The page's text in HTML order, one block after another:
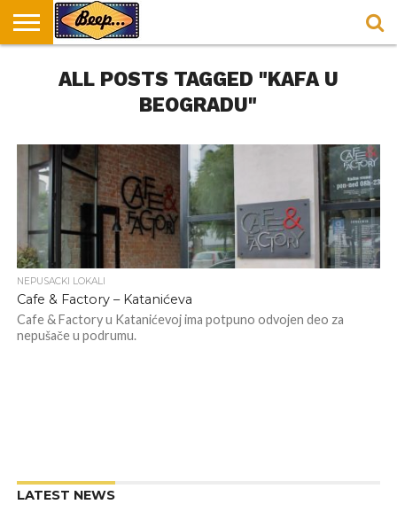
DORUČAK
SVAKODNEVICA
ENTERTAINMENT
LOKACIJE
HRANA I
RECEPTI
NEPUSACKI
LOKALIALL POSTS TAGGED "KAFA U
BEOGRADU"
NEPUSACKI LOKALI
Cafe & Factory – Katanićeva
Cafe & Factory u Katanićevoj ima potpuno odvojen deo za
nepušače u podrumu.
LATEST NEWS